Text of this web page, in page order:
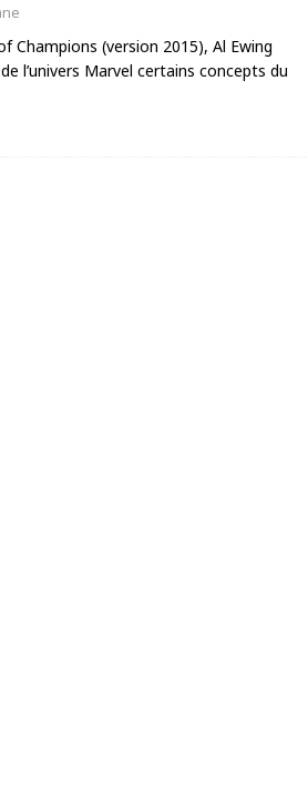
Champions (version 2015), Al Ewing
l’univers Marvel certains concepts du